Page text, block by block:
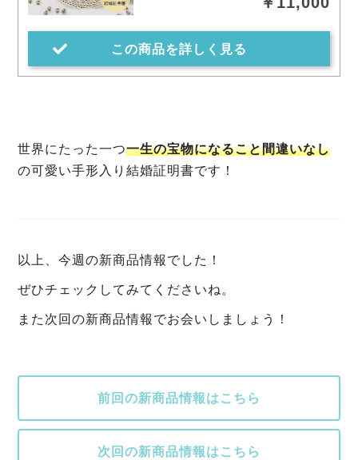
この商品を詳しく見る
世界にたった一つ一生の宝物になること間違いなし
の可愛い手形入り結婚証明書です！
以上、今週の新商品情報でした！
ぜひチェックしてみてくださいね。
また次回の新商品情報でお会いしましょう！
前回の新商品情報はこちら
次回の新商品情報はこちら